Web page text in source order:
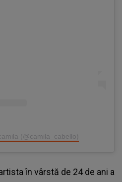
(@camila_cabello)
în vârstă de 24 de ani a